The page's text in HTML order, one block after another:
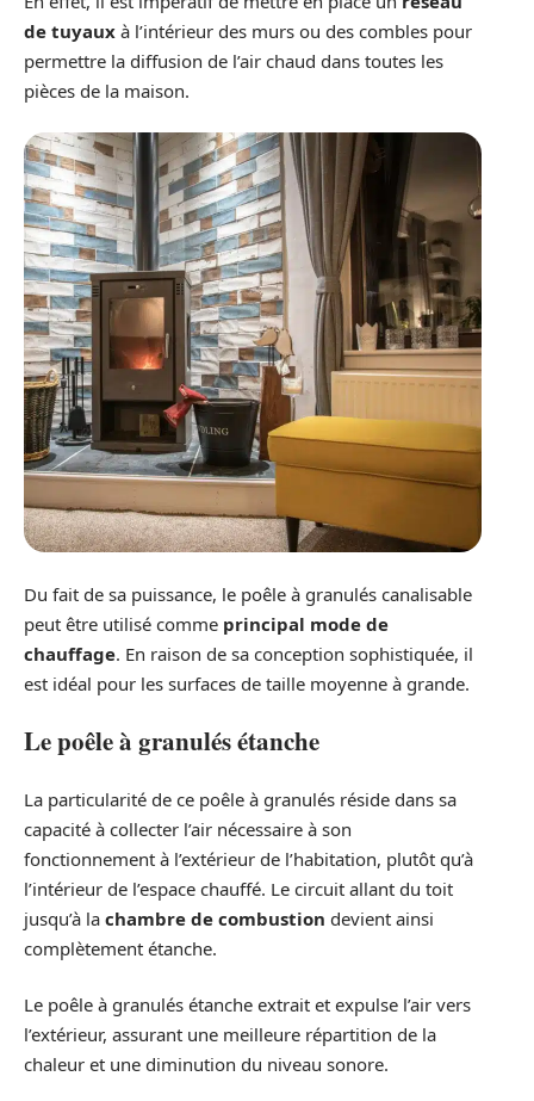
de tuyaux à l’intérieur des murs ou des combles pour
permettre la diffusion de l’air chaud dans toutes les
pièces de la maison.
Du fait de sa puissance, le poêle à granulés canalisable
peut être utilisé comme principal mode de
chauffage. En raison de sa conception sophistiquée, il
est idéal pour les surfaces de taille moyenne à grande.
Le poêle à granulés étanche
La particularité de ce poêle à granulés réside dans sa
capacité à collecter l’air nécessaire à son
fonctionnement à l’extérieur de l’habitation, plutôt qu’à
l’intérieur de l’espace chauffé. Le circuit allant du toit
jusqu’à la chambre de combustion devient ainsi
complètement étanche.
Le poêle à granulés étanche extrait et expulse l’air vers
l’extérieur, assurant une meilleure répartition de la
chaleur et une diminution du niveau sonore.